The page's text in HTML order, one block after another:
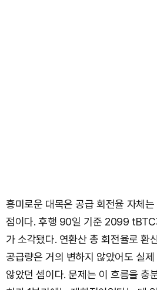
흥미로운 대목은 공급 회전율 자체
점이다. 후행 90일 기준 2099
가 소각됐다. 연환산 총 회전율로 환
공급량은 거의 변하지 않았어도 실제
않았던 셈이다. 문제는 이 흐름을 충